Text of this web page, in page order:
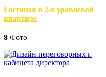
Гостиная в 2-х уровневой
квартире
8 Фото